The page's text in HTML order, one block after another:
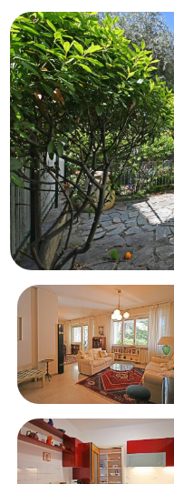
выбор
Сад
Балкон/терраса
Лифт
Бассейн
Вид на море